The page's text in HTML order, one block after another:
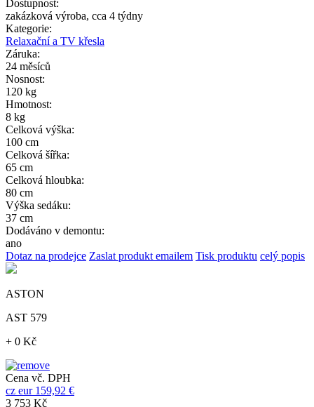
Dostupnost:
zakázková výroba, cca 4 týdny
Kategorie:
Relaxační a TV křesla
Záruka:
24 měsíců
Nosnost:
120 kg
Hmotnost:
8 kg
Celková výška:
100 cm
Celková šířka:
65 cm
Celková hloubka:
80 cm
Výška sedáku:
37 cm
Dodáváno v demontu:
ano
Dotaz na prodejce Zaslat produkt emailem Tisk produktu celý popis
ASTON
AST 579
+ 0 Kč
Cena vč. DPH
cz eur 159,92 €
3 753 Kč